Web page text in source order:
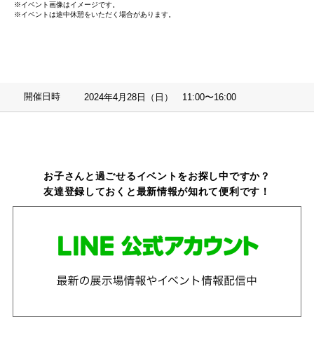
※イベント画像はイメージです。
※イベントは途中休憩をいただく場合があります。
開催日時 2024年4月28日（日） 11:00〜16:00
お子さんと過ごせるイベントをお探し中ですか？
友達登録しておくと最新情報が知れて便利です！